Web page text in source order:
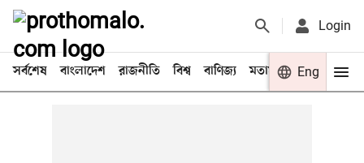
Login
সর্বশেষ বাংলাদেশ রাজনীতি বিশ্ব বাণিজ্য মতামত খেলা
Eng